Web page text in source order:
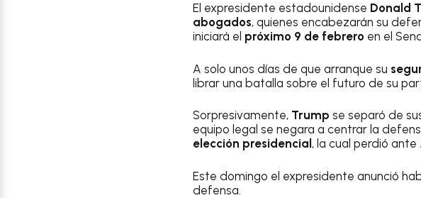
El expresidente estadounidense Donald
abogados, quienes encabezarán su
iniciará el próximo 9 de febrero en el
A solo unos días de que arranque su
librar una batalla sobre el futuro de su
Sorpresivamente, Trump se separó de
equipo legal se negara a centrar la
elección presidencial , la cual perdió ante
Este domingo el expresidente anunció
defensa.